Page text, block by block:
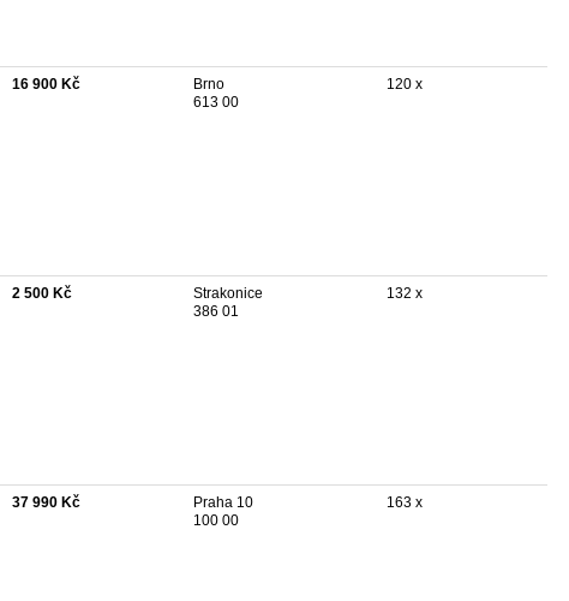
16 900 Kč
Brno
613 00
120 x
2 500 Kč
Strakonice
386 01
132 x
37 990 Kč
Praha 10
100 00
163 x